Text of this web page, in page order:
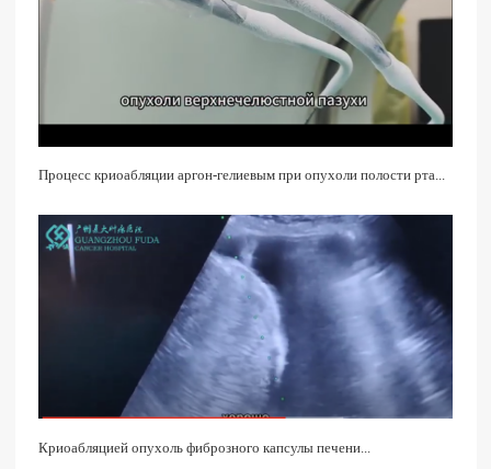
Процесс криоабляции аргон-гелиевым при опухоли полости рта...
Криоабляцией опухоль фиброзного капсулы печени...